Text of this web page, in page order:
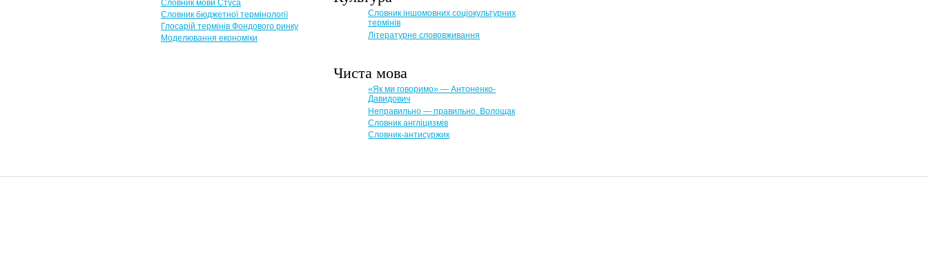
Словник мови Стуса
Словник бюджетної термінології
Глосарій термінів Фондового ринку
Моделювання економіки
Словник іншомовних соціокультурних
термінів
Літературне слововживання
Чиста мова
«Як ми говоримо» — Антоненко-
Давидович
Неправильно — правильно. Волощак
Словник англіцизмів
Словник-антисуржик